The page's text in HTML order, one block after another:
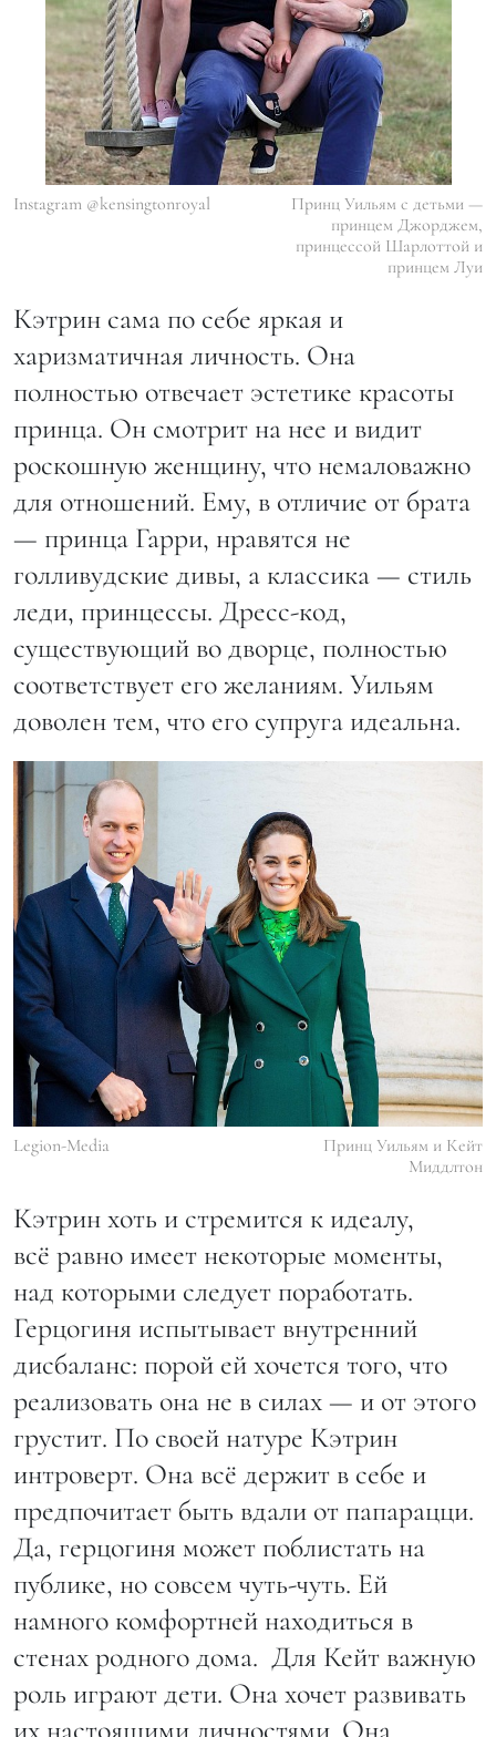
Instagram @kensingtonroyal
Принц Уильям с детьми —
принцем Джорджем,
принцессой Шарлоттой и
принцем Луи
Кэтрин сама по себе яркая и
харизматичная личность. Она
полностью отвечает эстетике красоты
принца. Он смотрит на нее и видит
роскошную женщину, что немаловажно
для отношений. Ему, в отличие от брата
— принца Гарри, нравятся не
голливудские дивы, а классика — стиль
леди, принцессы. Дресс-код,
существующий во дворце, полностью
соответствует его желаниям. Уильям
доволен тем, что его супруга идеальна.
Legion-Media
Принц Уильям и Кейт
Миддлтон
Кэтрин хоть и стремится к идеалу,
всё равно имеет некоторые моменты,
над которыми следует поработать.
Герцогиня испытывает внутренний
дисбаланс: порой ей хочется того, что
реализовать она не в силах — и от этого
грустит. По своей натуре Кэтрин
интроверт. Она всё держит в себе и
предпочитает быть вдали от папарацци.
Да, герцогиня может поблистать на
публике, но совсем чуть-чуть. Ей
намного комфортней находиться в
стенах родного дома. Для Кейт важную
роль играют дети. Она хочет развивать
их настоящими личностями. Она